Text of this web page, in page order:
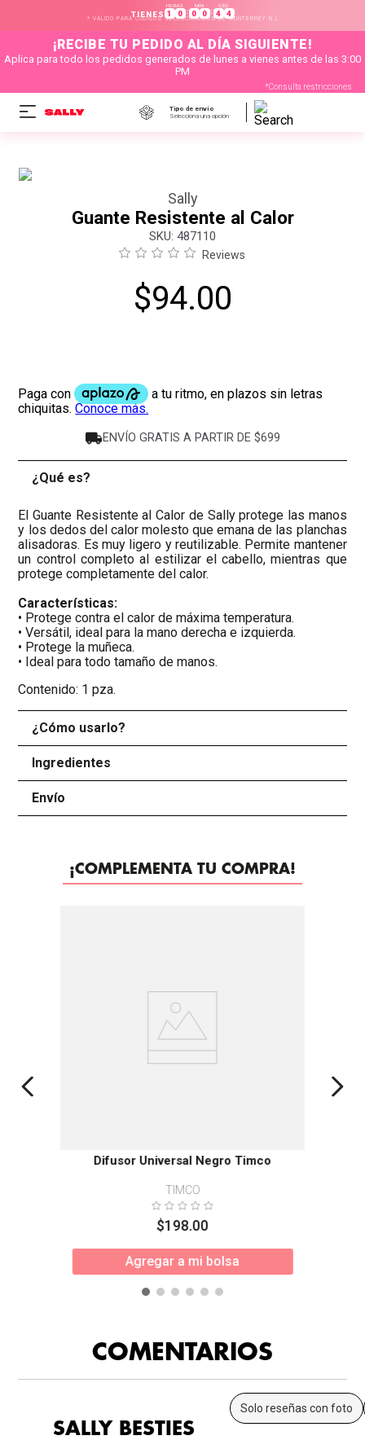
TIENES
HORAS
1 0 :
MIN
0 0 :
SEG
4 3
* VÁLIDO PARA CÓDIGOS SELECCIONADOS DE MONTERREY N.L
¡RECIBE TU PEDIDO AL DÍA SIGUIENTE!
Aplica para todo los pedidos generados de lunes a vienes antes de las 3:00
PM
*Consulta restricciones
Tipo de envío
Selecciona una opción
Sally
Guante Resistente al Calor
: 487110
Reviews
$94.00
ENVÍO GRATIS A PARTIR DE $699
¿Qué es?
El Guante Resistente al Calor de Sally protege las manos
y los dedos del calor molesto que emana de las planchas
alisadoras. Es muy ligero y reutilizable. Permite mantener
un control completo al estilizar el cabello, mientras que
protege completamente del calor.
Características:
• Protege contra el calor de máxima temperatura.
• Versátil, ideal para la mano derecha e izquierda.
• Protege la muñeca.
• Ideal para todo tamaño de manos.
Contenido: 1 pza.
¿Cómo usarlo?
Ingredientes
Envío
¡COMPLEMENTA TU COMPRA!
Difusor Universal Negro Timco
TIMCO
$198.00
Agregar a mi bolsa
COMENTARIOS
SALLY BESTIES
Solo reseñas con foto